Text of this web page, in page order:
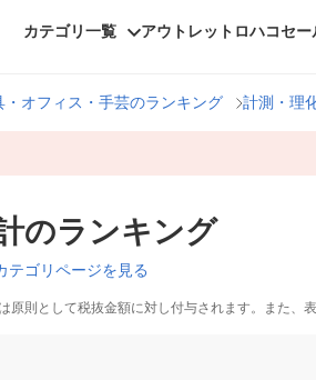
カテゴリ一覧 アウトレット ロハコセー
・オフィス・手芸のランキング 計測・理
のランキング
テゴリページを見る
原則として税抜金額に対し付与されます。また、